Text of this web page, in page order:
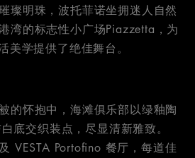
璨明珠，波托菲诺坐拥迷人自然
湾的标志性小广场Piazzetta，为
学提供了绝佳舞台。
的怀抱中，海滩俱乐部以绿釉陶
底交织装点，尽显清新雅致。
VESTA Portofino 餐厅，每道佳